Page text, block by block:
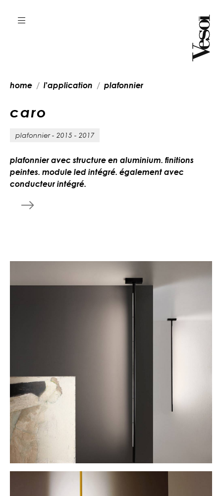
home l'application plafonnier
caro
plafonnier - 2015 - 2017
plafonnier avec structure en aluminium. finitions
peintes. module led intégré. également avec
conducteur intégré.